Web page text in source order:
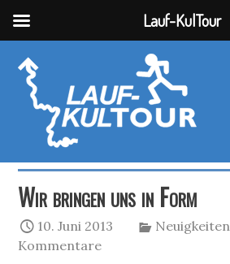
Wir bringen uns in Form
10. Juni 2013 Neuigkeiten
Kommentare
Lauf-KulTour